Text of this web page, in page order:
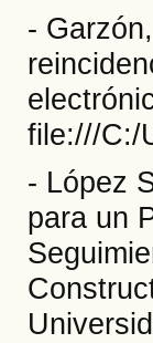
-
file:///C:/
- López
para un